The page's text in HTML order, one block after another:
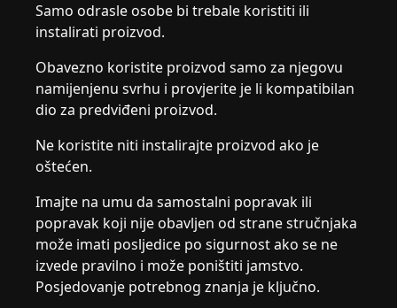
Samo odrasle osobe bi trebale koristiti ili
instalirati proizvod.
Obavezno koristite proizvod samo za njegovu
namijenjenu svrhu i provjerite je li kompatibilan
dio za predviđeni proizvod.
Ne koristite niti instalirajte proizvod ako je
oštećen.
Imajte na umu da samostalni popravak ili
popravak koji nije obavljen od strane stručnjaka
može imati posljedice po sigurnost ako se ne
izvede pravilno i može poništiti jamstvo.
Posjedovanje potrebnog znanja je ključno.